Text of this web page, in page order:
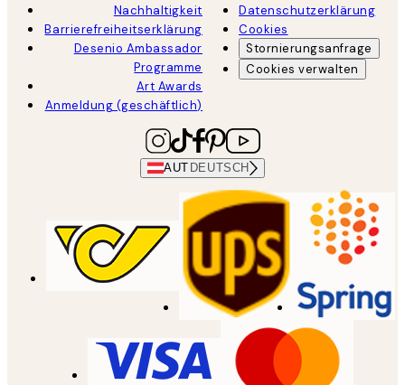
Nachhaltigkeit
Barrierefreiheitserklärung
Desenio Ambassador
Programme
Art Awards
Anmeldung (geschäftlich)
Datenschutzerklärung
Cookies
Stornierungsanfrage
Cookies verwalten
AUT DEUTSCH